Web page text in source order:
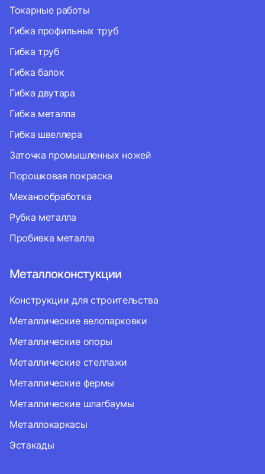
Токарные работы
Гибка профильных труб
Гибка труб
Гибка балок
Гибка двутара
Гибка металла
Гибка швеллера
Заточка промышленных ножей
Порошковая покраска
Механообработка
Рубка металла
Пробивка металла
Металлоконстукции
Конструкции для строительства
Металлические велопарковки
Металлические опоры
Металлические стеллажи
Металлические фермы
Металлические шлагбаумы
Металлокаркасы
Эстакады